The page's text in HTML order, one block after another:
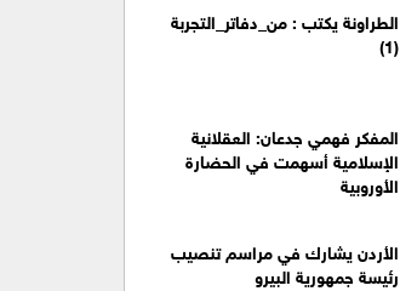
الطراونة يكتب : من_دفاتر_التجربة
(1)
المفكر فهمي جدعان: العقلانية
الإسلامية أسهمت في الحضارة
الأوروبية
الأردن يشارك في مراسم تنصيب
رئيسة جمهورية البيرو